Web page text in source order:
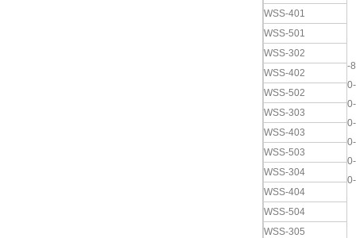
-
WSS-401
WSS-501
WSS-302
WSS-402
WSS-502
WSS-303
WSS-403
WSS-503
WSS-304
WSS-404
WSS-504
WSS-305